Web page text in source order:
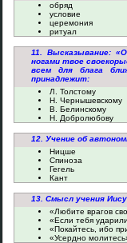
обряд
условие
церемония
ритуал
11. Высказывание:
ногами твое
всем для блага
принадлежит:
Л. Толстому
Н. Чернышевскому
В. Белинскому
Н. Добролюбову
12. Учение об
Ницше
Спиноза
Гегель
Кант
13. Смысл учения
«Любите врагов
«Если тебя
«Покайтесь, ибо
«Усердно